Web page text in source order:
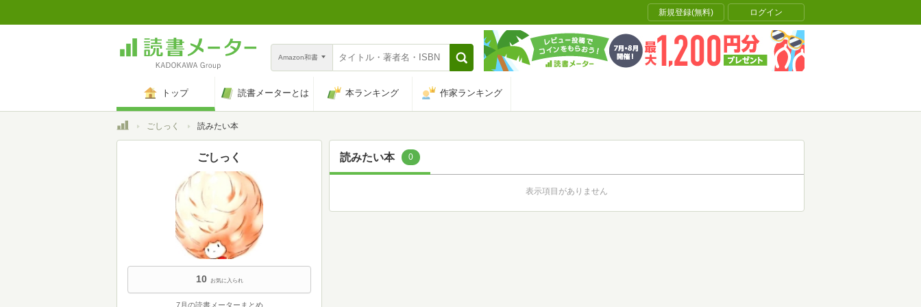
新規登録(無料) ログイン
Amazon和書
トップ 読書メーターとは 本ランキング 作家ランキング
トップごしっく 読みたい本
読みたい本 0
表示項目がありません
ごしっく
10 お気に入られ
7月の読書メーターまとめ